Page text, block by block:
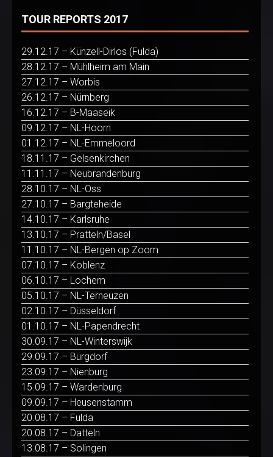
TOUR REPORTS 2017
29.12.17 – Künzell-Dirlos (Fulda)
28.12.17 – Mühlheim am Main
27.12.17 – Worbis
26.12.17 – Nürnberg
16.12.17 – B-Maaseik
09.12.17 – NL-Hoorn
01.12.17 – NL-Emmeloord
18.11.17 – Gelsenkirchen
11.11.17 – Neubrandenburg
28.10.17 – NL-Oss
27.10.17 – Bargteheide
14.10.17 – Karlsruhe
13.10.17 – Pratteln/Basel
11.10.17 – NL-Bergen op Zoom
07.10.17 – Koblenz
06.10.17 – Lochem
05.10.17 – NL-Terneuzen
02.10.17 – Düsseldorf
01.10.17 – NL-Papendrecht
30.09.17 – NL-Winterswijk
29.09.17 – Burgdorf
23.09.17 – Nienburg
15.09.17 – Wardenburg
09.09.17 – Heusenstamm
20.08.17 – Fulda
20.08.17 – Datteln
13.08.17 – Solingen